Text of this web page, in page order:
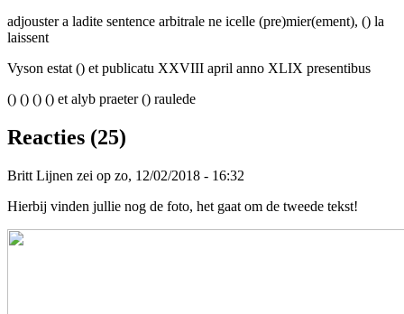
adjouster a ladite sentence arbitrale ne icelle (pre)mier(ement), () la
laissent
Vyson estat () et publicatu XXVIII april anno XLIX presentibus
() () () () et alyb praeter () raulede
Reacties (25)
Britt Lijnen zei op zo, 12/02/2018 - 16:32
Hierbij vinden jullie nog de foto, het gaat om de tweede tekst!